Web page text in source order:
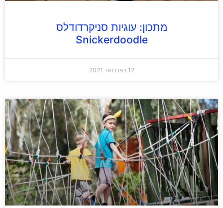
מתכון: עוגיות סניקרדודלס
Snickerdoodle
12 בפברואר 2021